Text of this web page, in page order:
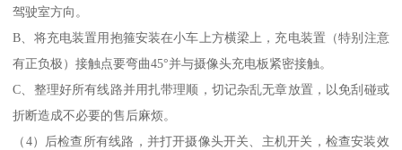
驾驶室方向。
B、将充电装置用抱箍安装在小车上方横梁上，充电装置（特别注意
有正负极）接触点要弯曲45°并与摄像头充电板紧密接触。
C、整理好所有线路并用扎带理顺，切记杂乱无章放置，以免刮碰或
折断造成不必要的售后麻烦。
（4）后检查所有线路，并打开摄像头开关、主机开关，检查安装效